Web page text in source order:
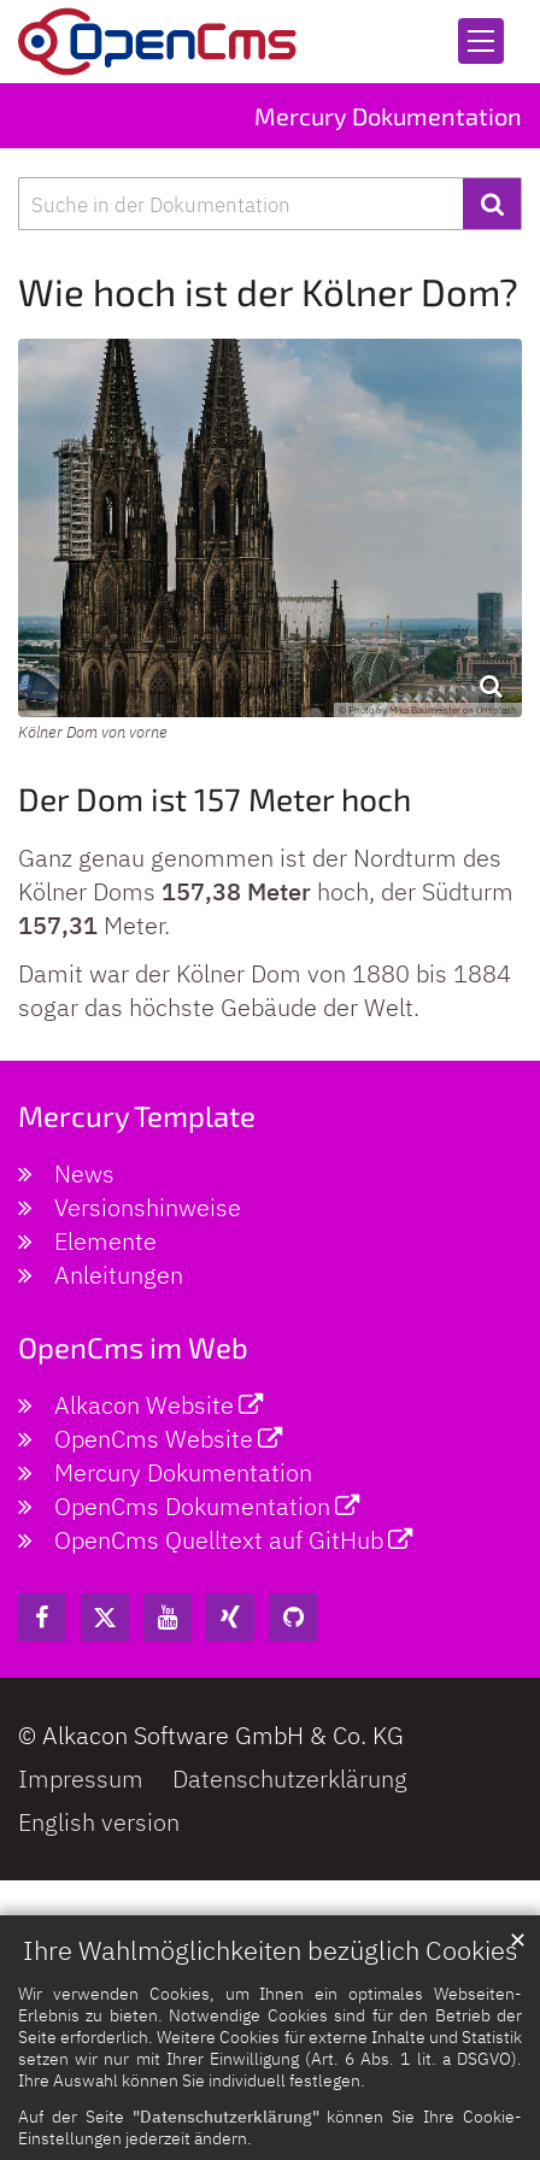
Ihre Wahlmöglichkeiten bezüglich Cookies
Wir verwenden Cookies, um Ihnen ein optimales Webseiten-
Erlebnis zu bieten. Notwendige Cookies sind für den Betrieb der
Seite erforderlich. Weitere Cookies für externe Inhalte und Statistik
setzen wir nur mit Ihrer Einwilligung (Art. 6 Abs. 1 lit. a DSGVO).
Ihre Auswahl können Sie individuell festlegen.
Auf der Seite "Datenschutzerklärung"können Sie Ihre Cookie-
Einstellungen jederzeit ändern.
✕
Zum Inhalt springen
Mercury Dokumentation
Wie hoch ist der Kölner Dom?
© Photo by Mika Baumeister on Unsplash
Kölner Dom von vorne
Der Dom ist 157 Meter hoch
Ganz genau genommen ist der Nordturm des
Kölner Doms 157,38 Meter hoch, der Südturm
157,31 Meter.
Damit war der Kölner Dom von 1880 bis 1884
sogar das höchste Gebäude der Welt.
Suche
Mercury Template
News
Versionshinweise
Elemente
Anleitungen
OpenCms im Web
Alkacon Website
OpenCms Website
Mercury Dokumentation
OpenCms Dokumentation
OpenCms Quelltext auf GitHub
© Alkacon Software GmbH & Co. KG
Impressum
Datenschutzerklärung
English version